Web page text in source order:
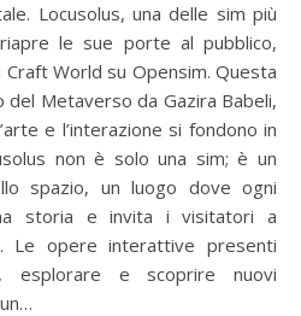
Locusolus, una delle sim più
le sue porte al pubblico,
World su Opensim. Questa
Metaverso da Gazira Babeli,
e l’interazione si fondono in
non è solo una sim; è un
spazio, un luogo dove ogni
storia e invita i visitatori a
Le opere interattive presenti
esplorare e scoprire nuovi